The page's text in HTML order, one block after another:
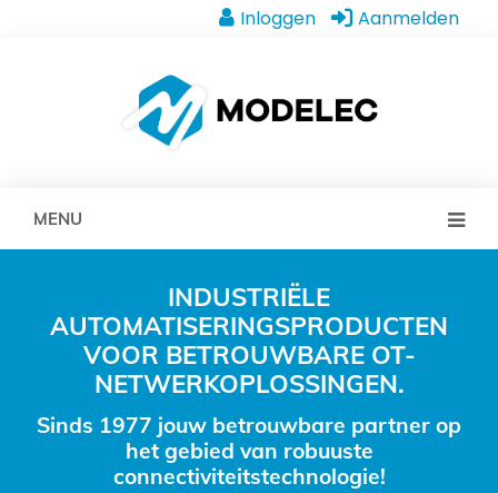
Inloggen Aanmelden
MENU
INDUSTRIËLE
AUTOMATISERINGSPRODUCTEN
VOOR BETROUWBARE OT-
NETWERKOPLOSSINGEN.
Sinds 1977 jouw betrouwbare partner op
het gebied van robuuste
connectiviteitstechnologie!